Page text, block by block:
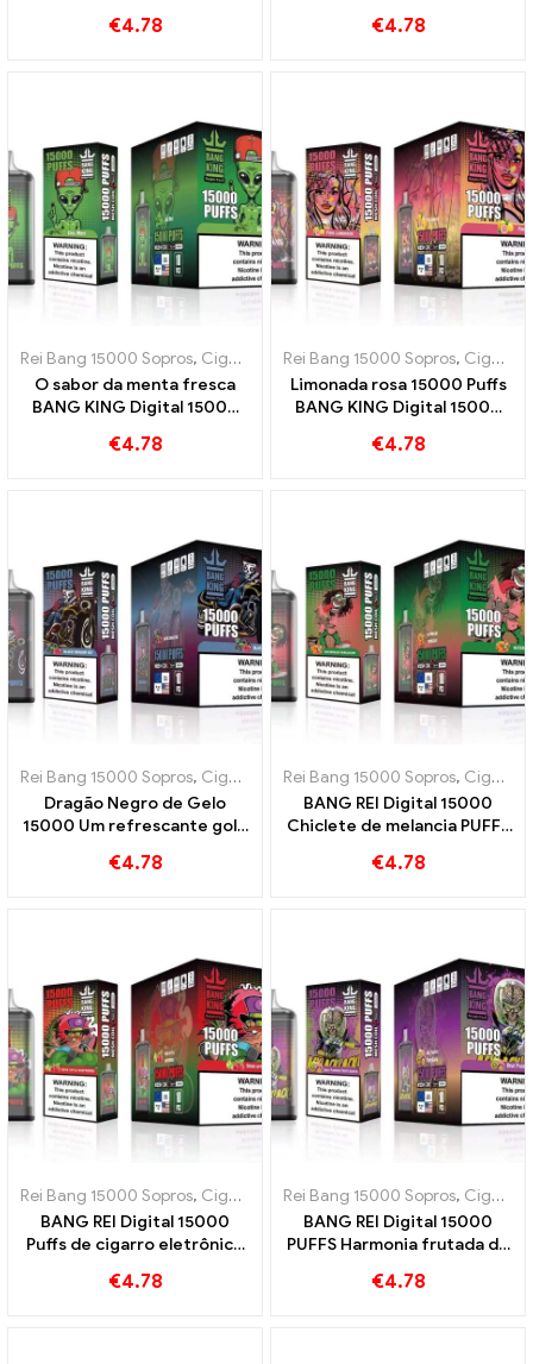
€4.78
BANG KING Digital 15000
€4.78
Rei Bang 15000 Sopros, Cigarros eletrônicos descartáveis ​​Suécia
O sabor da menta fresca
BANG KING Digital 15000
Sopros
€4.78
Rei Bang 15000 Sopros, Cigarros eletrônicos descartáveis ​​Suécia
Limonada rosa 15000 Puffs
BANG KING Digital 15000
PUFFS
€4.78
Rei Bang 15000 Sopros, Cigarros eletrônicos descartáveis ​​Suécia
Dragão Negro de Gelo
15000 Um refrescante gole
KING Digital 15000 SOPRO
€4.78
Rei Bang 15000 Sopros, Cigarros eletrônicos descartáveis ​​Suécia
BANG REI Digital 15000
Chiclete de melancia PUFFS
suas papilas gustativas
€4.78
Rei Bang 15000 Sopros, Cigarros eletrônicos descartáveis ​​Suécia
BANG REI Digital 15000
Puffs de cigarro eletrônico
e framboesa 15000 Trens
€4.78
Rei Bang 15000 Sopros, Cigarros eletrônicos descartáveis ​​Suécia
BANG REI Digital 15000
PUFFS Harmonia frutada de
€4.78